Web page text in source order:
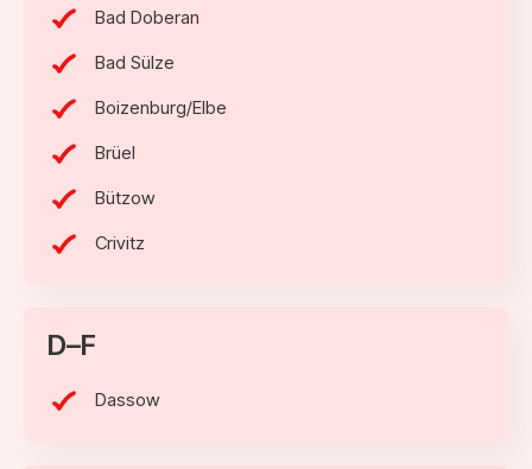
Bad Doberan
Bad Sülze
Boizenburg/Elbe
Brüel
Bützow
Crivitz
D–F
Dassow